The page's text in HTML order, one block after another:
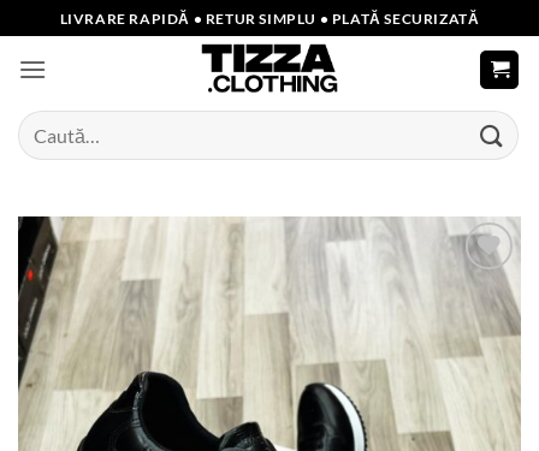
to
content
LIVRARE RAPIDĂ • RETUR SIMPLU • PLATĂ SECURIZATĂ
Caută
după:
Add to
wishlist